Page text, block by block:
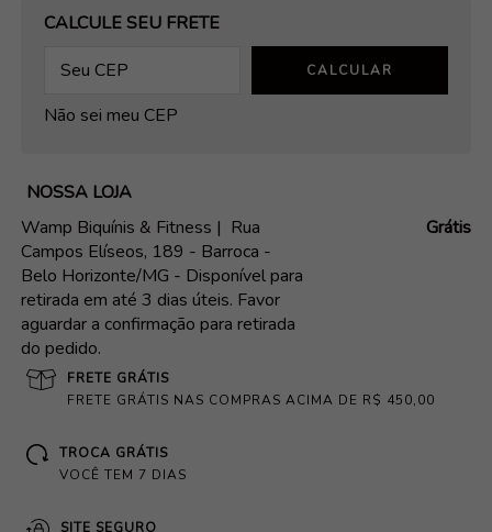
OPÇÕES DE FRETE
CALCULE SEU FRETE
CALCULAR
Não sei meu CEP
NOSSA LOJA
Wamp Biquínis & Fitness | Rua
Campos Elíseos, 189 - Barroca -
Belo Horizonte/MG - Disponível para
retirada em até 3 dias úteis. Favor
aguardar a confirmação para retirada
do pedido.
Grátis
FRETE GRÁTIS
FRETE GRÁTIS NAS COMPRAS ACIMA DE R$ 450,00
TROCA GRÁTIS
VOCÊ TEM 7 DIAS
SITE SEGURO